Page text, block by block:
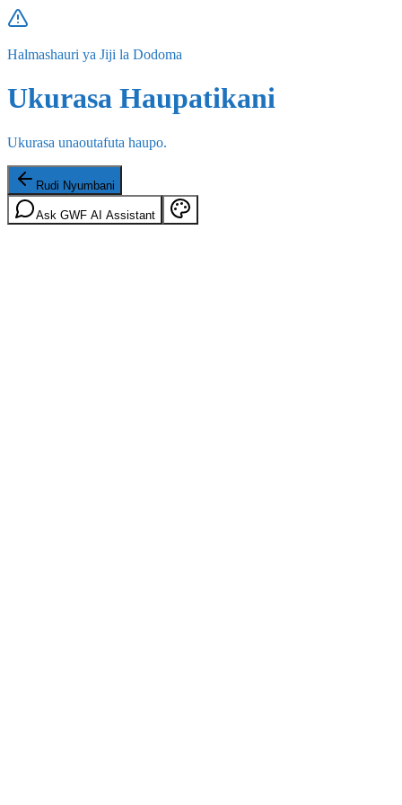
Halmashauri ya Jiji la Dodoma
Ukurasa Haupatikani
Ukurasa unaoutafuta haupo.
Rudi Nyumbani
Ask GWF AI Assistant